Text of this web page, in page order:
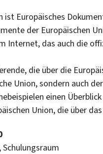
ist Europäisches
der Europäischen
Internet, das auch die
die über die
Union, sondern auch
einen
Union, die über